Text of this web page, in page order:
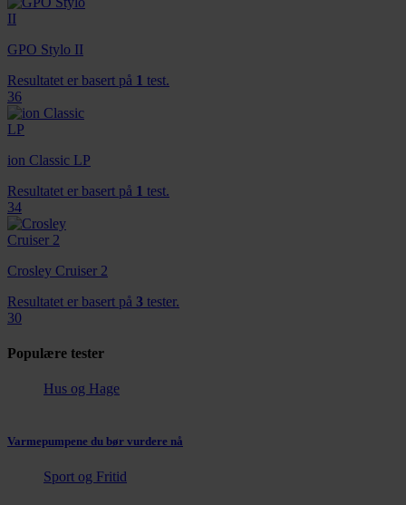
GPO Stylo II
Resultatet er basert på 1 test.
36
ion Classic LP
Resultatet er basert på 1 test.
34
Crosley Cruiser 2
Resultatet er basert på 3 tester.
30
Populære tester
Hus og Hage
Varmepumpene du bør vurdere nå
Sport og Fritid